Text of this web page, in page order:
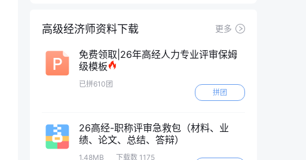
高级经济师资料下载 更多
免费领取|26年高经人力专业评审保姆
级模板
已拼610团
拼团
26高经-职称评审急救包（材料、业
绩、论文、总结、答辩）
1.48MB
下载数 1175